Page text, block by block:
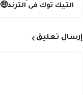
التيك توك فى الترند🤑
إرسال تعليق